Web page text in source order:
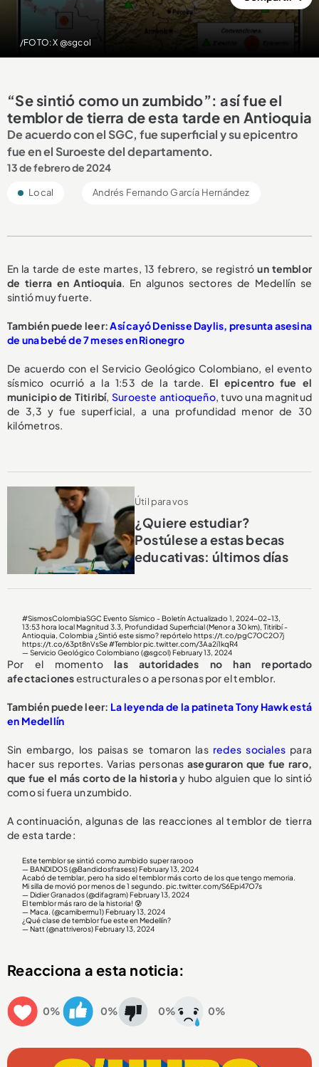
/FOTO: X @sgcol
“Se sintió como un zumbido”: así fue el
temblor de tierra de esta tarde en Antioquia
De acuerdo con el SGC, fue superficial y su epicentro
fue en el Suroeste del departamento.
13 de febrero de 2024
Local Andrés Fernando García Hernández
En la tarde de este martes, 13 febrero, se registróun temblor
de tierra en Antioquia. En algunos sectores de Medellín se
sintió muy fuerte.
También puede leer:Así cayó Denisse Daylis, presunta asesina
de una bebé de 7 meses en Rionegro
De acuerdo con el Servicio Geológico Colombiano, el evento
sísmico ocurrió a la 1:53 de la tarde. El epicentro fue el
municipio de Titiribí, Suroeste antioqueño, tuvo una magnitud
de 3,3 y fue superficial, a una profundidad menor de 30
kilómetros.
Útil para vos
¿Quiere estudiar?
Postúlese a estas becas
educativas: últimos días
#SismosColombiaSGC Evento Sísmico - Boletín Actualizado 1, 2024-02-13,
13:53 hora local Magnitud 3.3, Profundidad Superficial (Menor a 30 km), Titiribí -
Antioquia, Colombia ¿Sintió este sismo? repórtelohttps://t.co/pgC7OC2O7j
https://t.co/63pt8nVsSe #Temblorpic.twitter.com/3Aa2i1kqR4
— Servicio Geológico Colombiano (@sgcol) February 13, 2024
Por el momentolas autoridades no han reportado
afectacionesestructurales o a personas por el temblor.
También puede leer: La leyenda de la patineta Tony Hawk está
en Medellín
Sin embargo, los paisas se tomaron las redes socialespara
hacer sus reportes. Varias personasaseguraron que fue raro,
que fue el más corto de la historiay hubo alguien que lo sintió
como si fuera un zumbido.
A continuación, algunas de las reacciones al temblor de tierra
de esta tarde:
Este temblor se sintió como zumbido super rarooo
— BANDIDOS (@Bandidosfrasess) February 13, 2024
Acabó de temblar, pero ha sido el temblor más corto de los que tengo memoria.
Mi silla de movió por menos de 1 segundo.pic.twitter.com/S6Epi47O7s
— Didier Granados (@difagram) February 13, 2024
El temblor más raro de la historia! 😰
— Maca. (@camibermu1) February 13, 2024
¿Qué clase de temblor fue este en Medellín?
— Natt (@nattriveros) February 13, 2024
Reacciona a esta noticia:
0% 0% 0% 0%